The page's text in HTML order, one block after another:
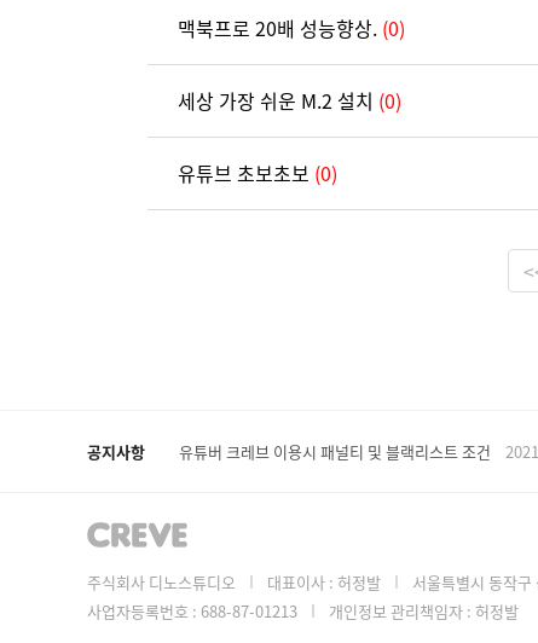
맥북프로 20배 성능향상. (0)
세상 가장 쉬운 M.2 설치 (0)
유튜브 초보초보 (0)
공지사항 유튜버 크레브 이용시 패널티 및 블랙리스트 조건
주식회사 디노스튜디오 대표이사 : 허정발
서울특별시 동작
사업자등록번호 : 688-87-01213
개인정보 관리책임자 : 허정발